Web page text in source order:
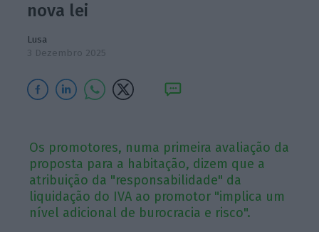
nova lei
Lusa
3 Dezembro 2025
Os promotores, numa primeira avaliação da
proposta para a habitação, dizem que a
atribuição da "responsabilidade" da
liquidação do IVA ao promotor "implica um
nível adicional de burocracia e risco".